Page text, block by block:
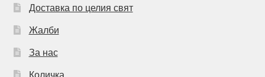
Доставка по целия свят
Жалби
За нас